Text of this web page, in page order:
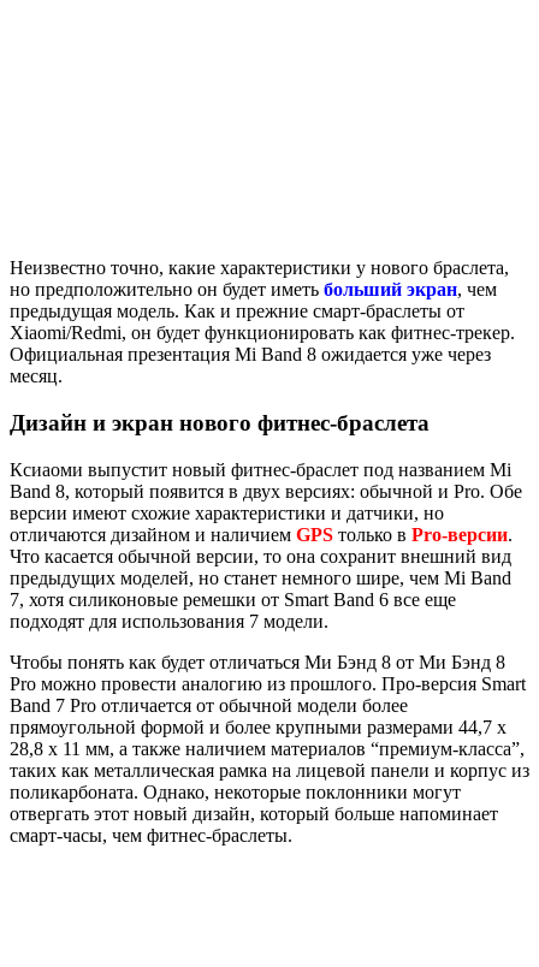
Неизвестно точно, какие характеристики у нового браслета,
но предположительно он будет иметь больший экран, чем
предыдущая модель. Как и прежние смарт-браслеты от
Xiaomi/Redmi, он будет функционировать как фитнес-трекер.
Официальная презентация Mi Band 8 ожидается уже через
месяц.
Дизайн и экран нового фитнес-браслета
Ксиаоми выпустит новый фитнес-браслет под названием Mi
Band 8, который появится в двух версиях: обычной и Pro. Обе
версии имеют схожие характеристики и датчики, но
отличаются дизайном и наличием GPS только в Pro-версии.
Что касается обычной версии, то она сохранит внешний вид
предыдущих моделей, но станет немного шире, чем Mi Band
7, хотя силиконовые ремешки от Smart Band 6 все еще
подходят для использования 7 модели.
Чтобы понять как будет отличаться Ми Бэнд 8 от Ми Бэнд 8
Pro можно провести аналогию из прошлого. Про-версия Smart
Band 7 Pro отличается от обычной модели более
прямоугольной формой и более крупными размерами 44,7 х
28,8 х 11 мм, а также наличием материалов “премиум-класса”,
таких как металлическая рамка на лицевой панели и корпус из
поликарбоната. Однако, некоторые поклонники могут
отвергать этот новый дизайн, который больше напоминает
смарт-часы, чем фитнес-браслеты.